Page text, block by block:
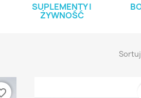
SUPLEMENTY I
ŻYWNOŚĆ